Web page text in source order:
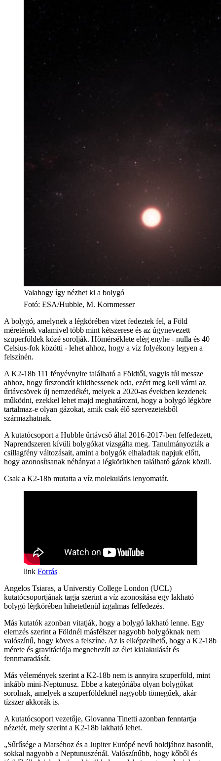
Valahogy így nézhet ki a bolygó
Fotó: ESA/Hubble, M. Kornmesser
A bolygó, amelynek a légkörében vizet fedeztek fel, a Föld
méretének valamivel több mint kétszerese és az úgynevezett
szuperföldek közé sorolják. Hőmérséklete elég enyhe - nulla és 40
Celsius-fok közötti - lehet ahhoz, hogy a víz folyékony legyen a
felszínén.
A K2-18b 111 fényévnyire található a Földtől, vagyis túl messze
ahhoz, hogy űrszondát küldhessenek oda, ezért meg kell várni az
űrtávcsövek új nemzedékét, melyek a 2020-as években kezdenek
működni, ezekkel lehet majd meghatározni, hogy a bolygó légköre
tartalmaz-e olyan gázokat, amik csak élő szervezetekből
származhatnak.
A kutatócsoport a Hubble űrtávcső által 2016-2017-ben felfedezett,
Naprendszeren kívüli bolygókat vizsgálta meg. Tanulmányozták a
csillagfény változásait, amint a bolygók elhaladtak napjuk előtt,
hogy azonosítsanak néhányat a légkörükben található gázok közül.
Csak a K2-18b mutatta a víz molekuláris lenyomatát.
Forrás
Angelos Tsiaras, a Universtiy College London (UCL)
kutatócsoportjának tagja szerint a víz azonosítása egy lakható
bolygó légkörében hihetetlenül izgalmas felfedezés.
Más kutatók azonban vitatják, hogy a bolygó lakható lenne. Egy
elemzés szerint a Földnél másfélszer nagyobb bolygóknak nem
valószínű, hogy köves a felszíne. Az is elképzelhető, hogy a K2-18b
mérete és gravitációja megnehezíti az élet kialakulását és
fennmaradását.
Más vélemények szerint a K2-18b nem is annyira szuperföld, mint
inkább mini-Neptunusz. Ebbe a kategóriába olyan bolygókat
sorolnak, amelyek a szuperföldeknél nagyobb tömegűek, akár
tízszer akkorák is.
A kutatócsoport vezetője, Giovanna Tinetti azonban fenntartja
nézetét, mely szerint a K2-18b lakható lehet.
„Sűrűsége a Marséhoz és a Jupiter Európé nevű holdjához hasonlít,
sokkal nagyobb a Neptunuszénál. Valószínűbb, hogy kőből és